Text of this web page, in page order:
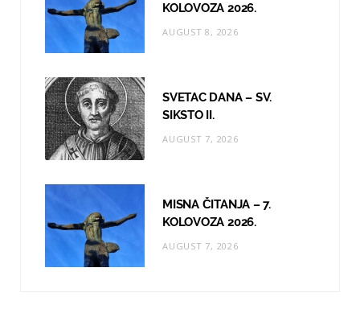
KOLOVOZA 2026.
AUGUST 8, 2026
SVETAC DANA – SV.
SIKSTO II.
AUGUST 7, 2026
MISNA ČITANJA – 7.
KOLOVOZA 2026.
AUGUST 7, 2026